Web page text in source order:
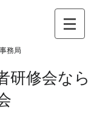
研修会なら
務局